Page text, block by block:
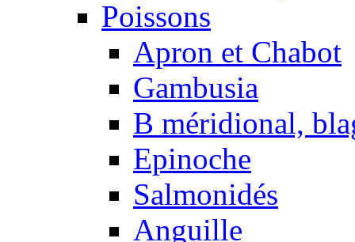
Poissons
Apron et Chabot
Gambusia
B méridional,
Epinoche
Salmonidés
Anguille